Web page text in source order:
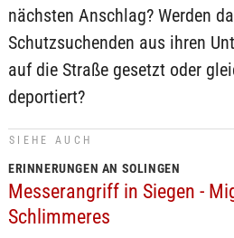
nächsten Anschlag? Werden
Schutzsuchenden aus ihren
auf die Straße gesetzt oder
deportiert?
SIEHE AUCH
ERINNERUNGEN AN SOLINGEN
Messerangriff in Siegen -
Schlimmeres